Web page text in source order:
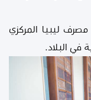
ليبيا المركزي
في البلاد.